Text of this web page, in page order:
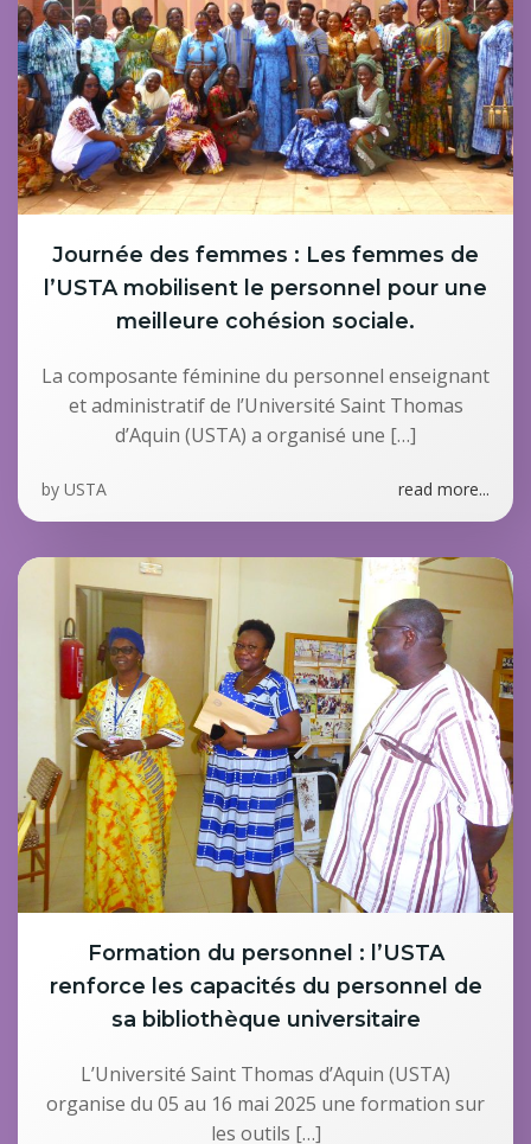
Journée des femmes : Les femmes de
l’USTA mobilisent le personnel pour une
meilleure cohésion sociale.
La composante féminine du personnel enseignant
et administratif de l’Université Saint Thomas
d’Aquin (USTA) a organisé une […]
by USTA read more...
Formation du personnel : l’USTA
renforce les capacités du personnel de
sa bibliothèque universitaire
L’Université Saint Thomas d’Aquin (USTA)
organise du 05 au 16 mai 2025 une formation sur
les outils […]